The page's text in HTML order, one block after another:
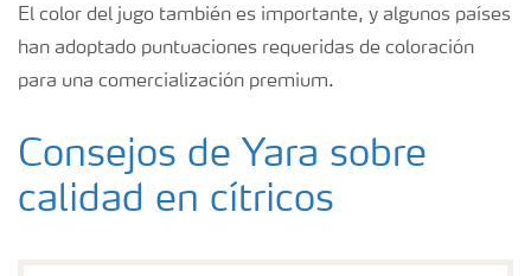
El color del jugo también es importante, y algunos países
han adoptado puntuaciones requeridas de coloración
para una comercialización premium.
Consejos de Yara sobre
calidad en cítricos